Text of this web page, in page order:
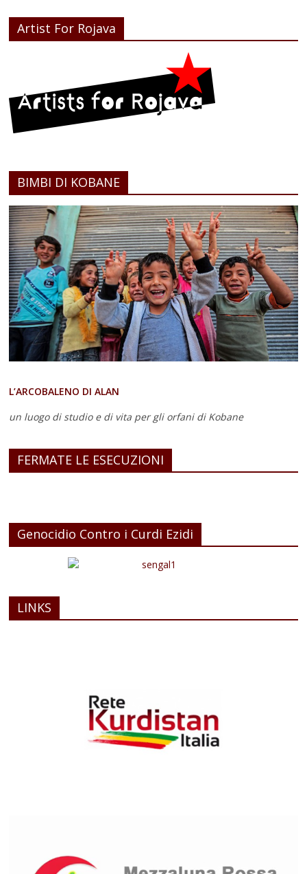
Artist For Rojava
BIMBI DI KOBANE
L’ARCOBALENO DI ALAN
un luogo di studio e di vita per gli orfani di Kobane
FERMATE LE ESECUZIONI
Genocidio Contro i Curdi Ezidi
LINKS